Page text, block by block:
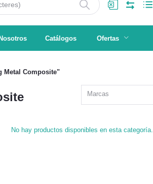
Catálogos Ofertas
Metal Composite"
Marcas
No hay productos disponibles en esta categoría.